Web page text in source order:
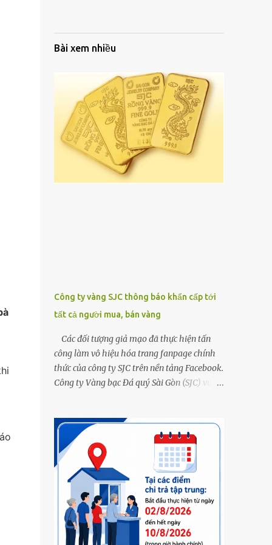
Bài xem nhiều
Công ty vàng SJC thông báo khẩn cấp tới
tất cả người mua, bán vàng
Các đối tượng giả mạo đã thực hiện tấn
công làm vô hiệu hóa trang fanpage chính
thức của công ty SJC trên nền tảng Facebook.
Công ty Vàng bạc Đá quý Sài Gòn (SJC) vừa
fanpage chính thức của công ty SJC trên nền
tảng Facebook (đường link page
www.facebook.com/sjcsaigon). Trước đó,
công ty liên tục ghi nhận và cảnh báo đến
khách hàng việc các đối tượng xấu giả mạo
Fanpage của SJC trên nền tảng Facebook
nhằm mục đích lừa đảo, trục lợi. Để bảo đảm
an toàn tài sản cho khách hàng, công ty SJC